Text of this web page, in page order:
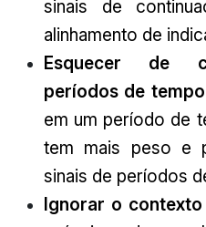
sinais de
alinhamento de
Esquecer de
períodos de
em um período de
tem mais peso e
sinais de períodos
Ignorar o